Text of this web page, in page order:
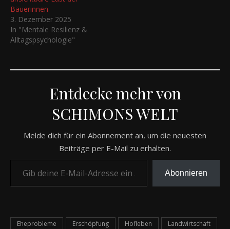
Bäuerinnen
3. Dezember 2025
In "Mentale Resilienz &
Alltagspsychologie"
Entdecke mehr von
SCHIMONS WELT
Melde dich für ein Abonnement an, um die neuesten
Beiträge per E-Mail zu erhalten.
Abonnieren
Eheprobleme Erschöpfung Hofleben
Landwirtschaft